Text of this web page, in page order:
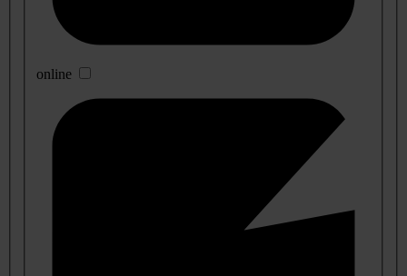
online